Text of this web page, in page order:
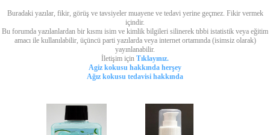
Buradaki yazılar, fikir, görüş ve tavsiyeler muayene ve tedavi yerine geçmez. Fikir vermek
içindir.
Bu forumda yazılanlardan bir kısmı isim ve kimlik bilgileri silinerek tıbbi istatistik veya eğitim
amacı ile kullanılabilir, üçüncü parti yazılarda veya internet ortamında (isimsiz olarak)
yayınlanabilir.
İletişim için Tıklayınız.
Agiz kokusu hakkında herşey
Ağız kokusu tedavisi hakkında